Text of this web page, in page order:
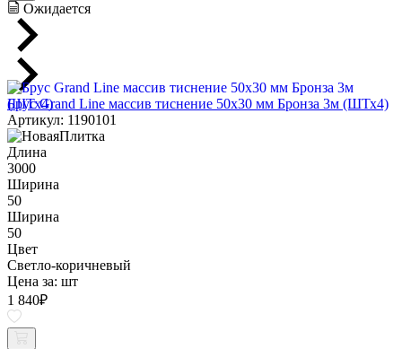
Ожидается
Брус Grand Line массив тиснение 50х30 мм Бронза 3м (ШТх4)
Артикул: 1190101
Длина
3000
Ширина
50
Ширина
50
Цвет
Светло-коричневый
Цена за: шт
1 840₽